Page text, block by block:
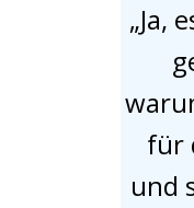
„Ja,
für
und